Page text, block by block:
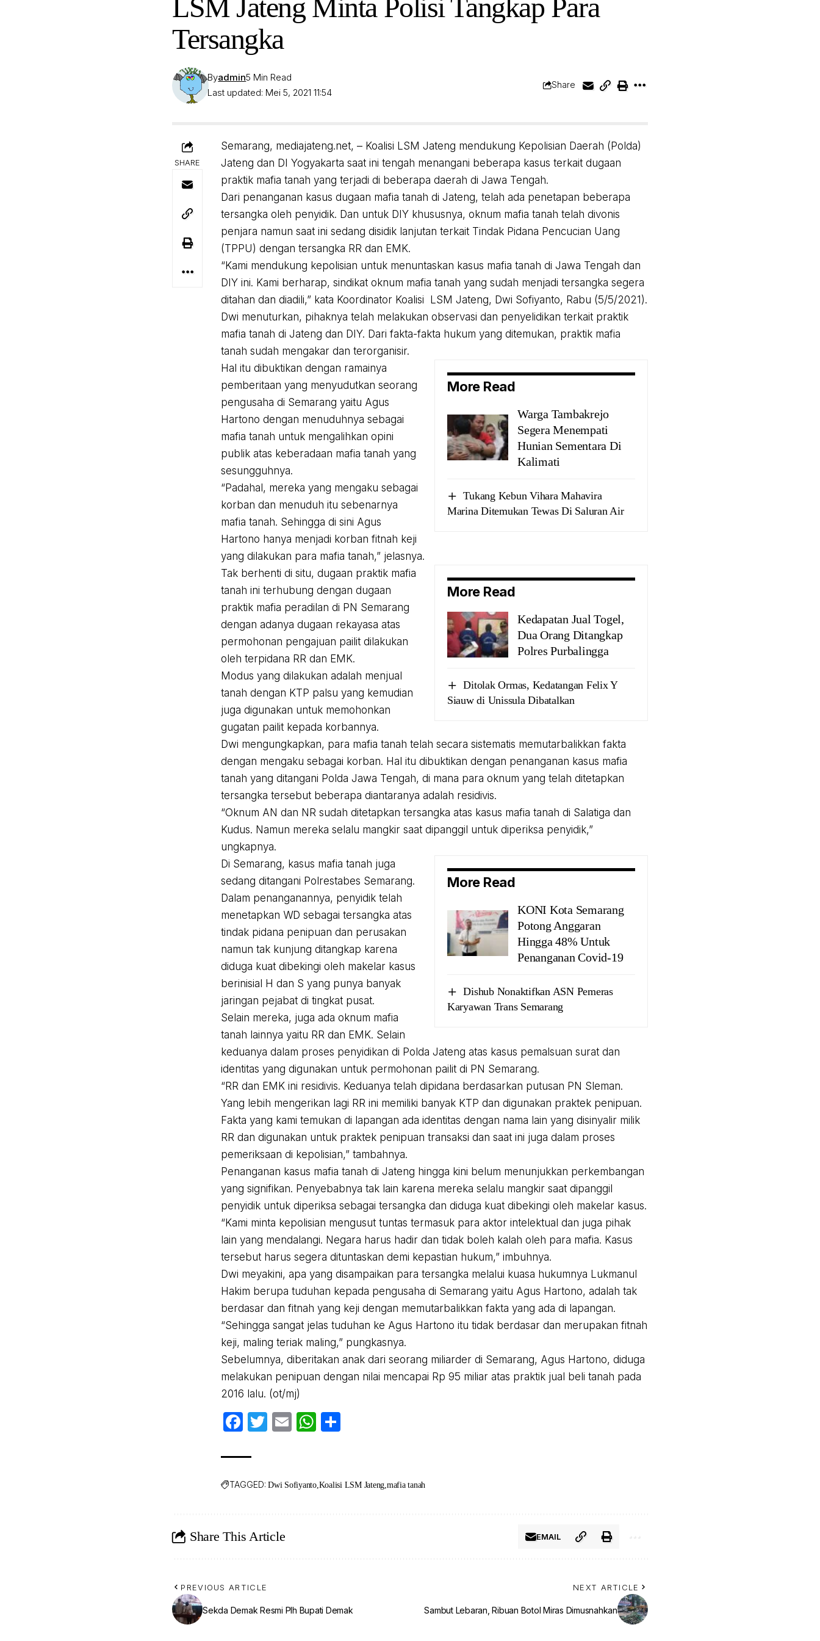
LSM Jateng Minta Polisi Tangkap Para
Tersangka
Last updated: Mei 5, 2021 11:54
Byadmin5 Min Read
Share
SHARE
Semarang, mediajateng.net, – Koalisi LSM Jateng mendukung Kepolisian Daerah (Polda)
Jateng dan DI Yogyakarta saat ini tengah menangani beberapa kasus terkait dugaan
praktik mafia tanah yang terjadi di beberapa daerah di Jawa Tengah.
Dari penanganan kasus dugaan mafia tanah di Jateng, telah ada penetapan beberapa
tersangka oleh penyidik. Dan untuk DIY khususnya, oknum mafia tanah telah divonis
penjara namun saat ini sedang disidik lanjutan terkait Tindak Pidana Pencucian Uang
(TPPU) dengan tersangka RR dan EMK.
“Kami mendukung kepolisian untuk menuntaskan kasus mafia tanah di Jawa Tengah dan
DIY ini. Kami berharap, sindikat oknum mafia tanah yang sudah menjadi tersangka segera
ditahan dan diadili,” kata Koordinator Koalisi LSM Jateng, Dwi Sofiyanto, Rabu (5/5/2021).
Dwi menuturkan, pihaknya telah melakukan observasi dan penyelidikan terkait praktik
mafia tanah di Jateng dan DIY. Dari fakta-fakta hukum yang ditemukan, praktik mafia
tanah sudah mengakar dan terorganisir.
More Read
Warga Tambakrejo
Segera Menempati
Hunian Sementara Di
Kalimati
Tukang Kebun Vihara Mahavira
Marina Ditemukan Tewas Di Saluran Air
Hal itu dibuktikan dengan ramainya
pemberitaan yang menyudutkan seorang
pengusaha di Semarang yaitu Agus
Hartono dengan menuduhnya sebagai
mafia tanah untuk mengalihkan opini
publik atas keberadaan mafia tanah yang
sesungguhnya.
“Padahal, mereka yang mengaku sebagai
korban dan menuduh itu sebenarnya
mafia tanah. Sehingga di sini Agus
Hartono hanya menjadi korban fitnah keji
yang dilakukan para mafia tanah,” jelasnya.
More Read
Kedapatan Jual Togel,
Dua Orang Ditangkap
Polres Purbalingga
Ditolak Ormas, Kedatangan Felix Y
Siauw di Unissula Dibatalkan
Tak berhenti di situ, dugaan praktik mafia
tanah ini terhubung dengan dugaan
praktik mafia peradilan di PN Semarang
dengan adanya dugaan rekayasa atas
permohonan pengajuan pailit dilakukan
oleh terpidana RR dan EMK.
Modus yang dilakukan adalah menjual
tanah dengan KTP palsu yang kemudian
juga digunakan untuk memohonkan
gugatan pailit kepada korbannya.
Dwi mengungkapkan, para mafia tanah telah secara sistematis memutarbalikkan fakta
dengan mengaku sebagai korban. Hal itu dibuktikan dengan penanganan kasus mafia
tanah yang ditangani Polda Jawa Tengah, di mana para oknum yang telah ditetapkan
tersangka tersebut beberapa diantaranya adalah residivis.
“Oknum AN dan NR sudah ditetapkan tersangka atas kasus mafia tanah di Salatiga dan
Kudus. Namun mereka selalu mangkir saat dipanggil untuk diperiksa penyidik,”
ungkapnya.
More Read
KONI Kota Semarang
Potong Anggaran
Hingga 48% Untuk
Penanganan Covid-19
Dishub Nonaktifkan ASN Pemeras
Karyawan Trans Semarang
Di Semarang, kasus mafia tanah juga
sedang ditangani Polrestabes Semarang.
Dalam penanganannya, penyidik telah
menetapkan WD sebagai tersangka atas
tindak pidana penipuan dan perusakan
namun tak kunjung ditangkap karena
diduga kuat dibekingi oleh makelar kasus
berinisial H dan S yang punya banyak
jaringan pejabat di tingkat pusat.
Selain mereka, juga ada oknum mafia
tanah lainnya yaitu RR dan EMK. Selain
keduanya dalam proses penyidikan di Polda Jateng atas kasus pemalsuan surat dan
identitas yang digunakan untuk permohonan pailit di PN Semarang.
“RR dan EMK ini residivis. Keduanya telah dipidana berdasarkan putusan PN Sleman.
Yang lebih mengerikan lagi RR ini memiliki banyak KTP dan digunakan praktek penipuan.
Fakta yang kami temukan di lapangan ada identitas dengan nama lain yang disinyalir milik
RR dan digunakan untuk praktek penipuan transaksi dan saat ini juga dalam proses
pemeriksaan di kepolisian,” tambahnya.
Penanganan kasus mafia tanah di Jateng hingga kini belum menunjukkan perkembangan
yang signifikan. Penyebabnya tak lain karena mereka selalu mangkir saat dipanggil
penyidik untuk diperiksa sebagai tersangka dan diduga kuat dibekingi oleh makelar kasus.
“Kami minta kepolisian mengusut tuntas termasuk para aktor intelektual dan juga pihak
lain yang mendalangi. Negara harus hadir dan tidak boleh kalah oleh para mafia. Kasus
tersebut harus segera dituntaskan demi kepastian hukum,” imbuhnya.
Dwi meyakini, apa yang disampaikan para tersangka melalui kuasa hukumnya Lukmanul
Hakim berupa tuduhan kepada pengusaha di Semarang yaitu Agus Hartono, adalah tak
berdasar dan fitnah yang keji dengan memutarbalikkan fakta yang ada di lapangan.
“Sehingga sangat jelas tuduhan ke Agus Hartono itu tidak berdasar dan merupakan fitnah
keji, maling teriak maling,” pungkasnya.
Sebelumnya, diberitakan anak dari seorang miliarder di Semarang, Agus Hartono, diduga
melakukan penipuan dengan nilai mencapai Rp 95 miliar atas praktik jual beli tanah pada
2016 lalu. (ot/mj)
Facebook
Twitter
EmailWhatsApp
TAGGED: Dwi Sofiyanto Koalisi LSM Jateng mafia tanah
Share This Article EMAIL
PREVIOUS ARTICLE
Sekda Demak Resmi Plh Bupati Demak
NEXT ARTICLE
Sambut Lebaran, Ribuan Botol Miras Dimusnahkan